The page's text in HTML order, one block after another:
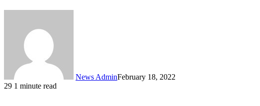
News AdminFebruary 18, 2022
29 1 minute read